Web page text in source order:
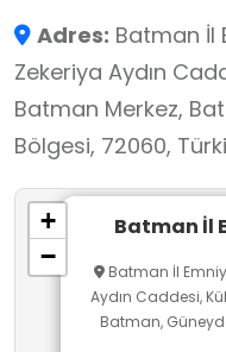
deneyimleme
öğrencilerin devletin
teknolojik
yaşta mesleki
amaçlamaktadır.
insan haklarına
yürütülen bu
öğrenme
bilinçli bireylerinin
Adres: Batman İl
Zekeriya Aydın
Batman Merkez,
Bölgesi, 72060,
Batman İl
Batman İl
Aydın Caddesi,
Batman,
+
−